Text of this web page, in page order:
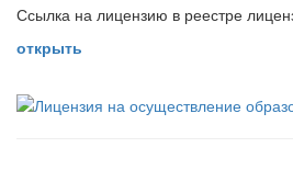
Ссылка на лицензию в реестре
открыть